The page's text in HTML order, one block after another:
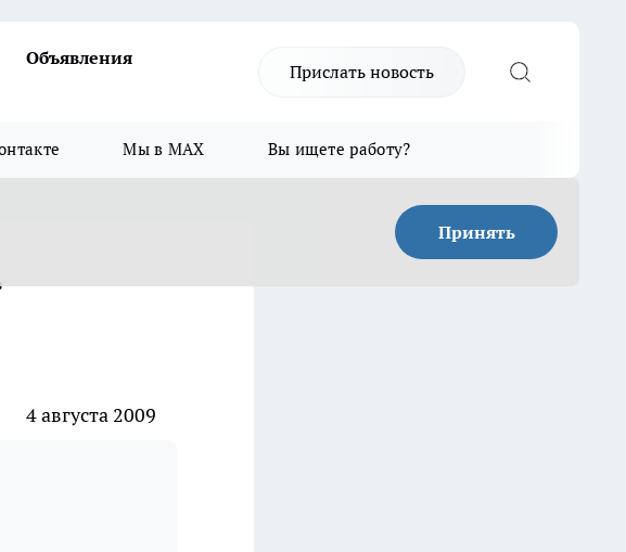
Объявления
Прислать новость
Мы в MAX Вы ищете работу?
Принять
4 августа 2009